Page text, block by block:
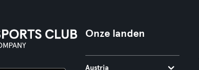
Onze landen
Austria